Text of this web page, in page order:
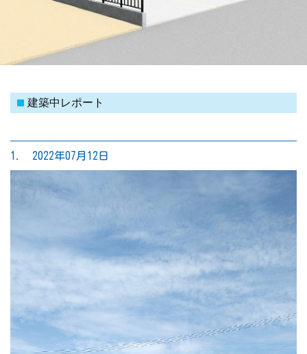
建築中レポート
1. 2022年07月12日